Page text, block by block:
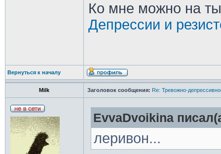
Ко мне можно на
Депрессии и
Вернуться к началу
Milk Заголовок сообщения: Re: Тревожно-
EvvaDvoikina
леривон...